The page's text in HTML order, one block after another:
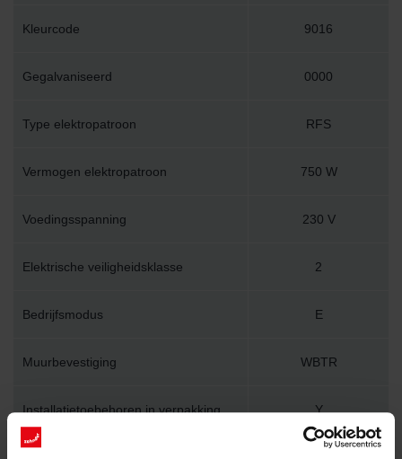
Kleurcode 9016
Gegalvaniseerd 0000
Type elektropatroon RFS
Vermogen elektropatroon 750 W
Voedingsspanning 230 V
Elektrische veiligheidsklasse 2
Bedrijfsmodus E
Muurbevestiging WBTR
Installatietoebehoren in verpakking Y